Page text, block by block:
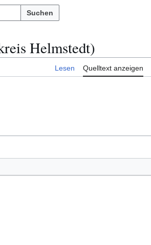
Suchen
Helmstedt)
Lesen Quelltext anzeigen